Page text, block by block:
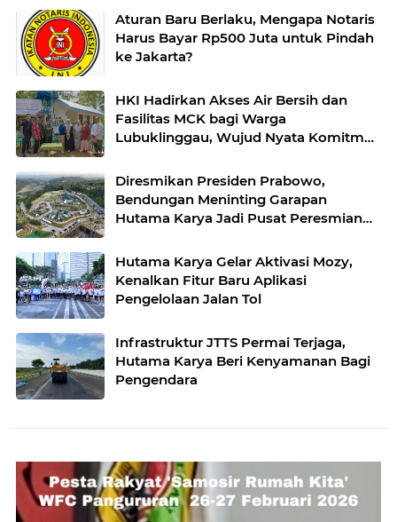
Aturan Baru Berlaku, Mengapa Notaris
Harus Bayar Rp500 Juta untuk Pindah
ke Jakarta?
HKI Hadirkan Akses Air Bersih dan
Fasilitas MCK bagi Warga
Lubuklinggau, Wujud Nyata Komitmen
Sehat
Diresmikan Presiden Prabowo,
Bendungan Meninting Garapan
Hutama Karya Jadi Pusat Peresmian
Hutama Karya Gelar Aktivasi Mozy,
Kenalkan Fitur Baru Aplikasi
Pengelolaan Jalan Tol
Infrastruktur JTTS Permai Terjaga,
Hutama Karya Beri Kenyamanan Bagi
Pengendara